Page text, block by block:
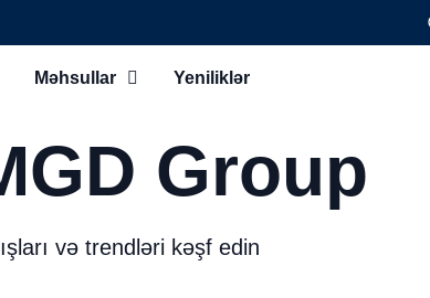
Məhsullar Yeniliklər
Group
və trendləri kəşf edin